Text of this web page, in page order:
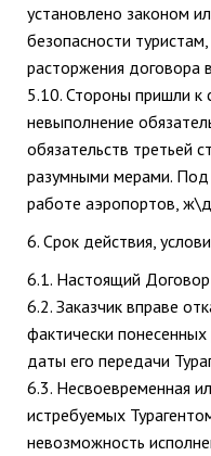
установлено законом
безопасности
расторжения договора
5.10. Стороны пришли к
невыполнение
обязательств третьей
разумными мерами. Под
работе аэропортов,
6. Срок действия,
6.1. Настоящий Договор
6.2. Заказчик вправе
фактически
даты его передачи
6.3. Несвоевременная
истребуемых
невозможность